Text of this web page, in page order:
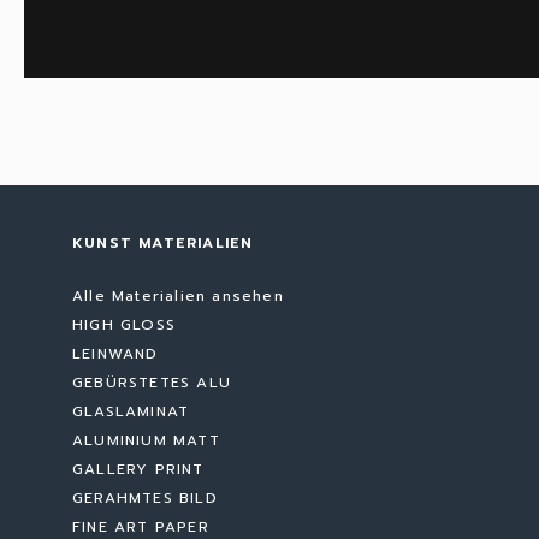
KUNST MATERIALIEN
Alle Materialien ansehen
HIGH GLOSS
LEINWAND
GEBÜRSTETES ALU
GLASLAMINAT
ALUMINIUM MATT
GALLERY PRINT
GERAHMTES BILD
FINE ART PAPER